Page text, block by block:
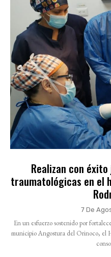
Realizan con
traumatológicas en el
7 De
En un esfuerzo sostenido por
municipio Angostura del Orinoco, el